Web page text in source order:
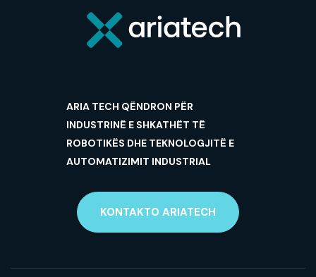
ARIA TECH QËNDRON PËR
INDUSTRINË E SHKATHËT TË
ROBOTIKËS DHE TEKNOLOGJITË E
AUTOMATIZIMIT INDUSTRIAL
KONTAKTO ARIATECH